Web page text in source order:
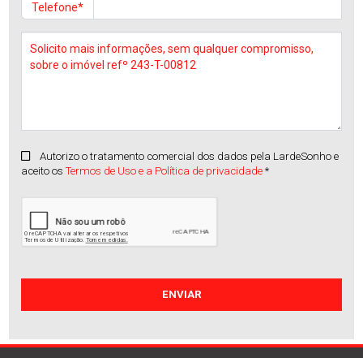
Telefone*
Autorizo o tratamento comercial dos dados pela LardeSonho e
aceito os Termos de Uso e a Política de privacidade *